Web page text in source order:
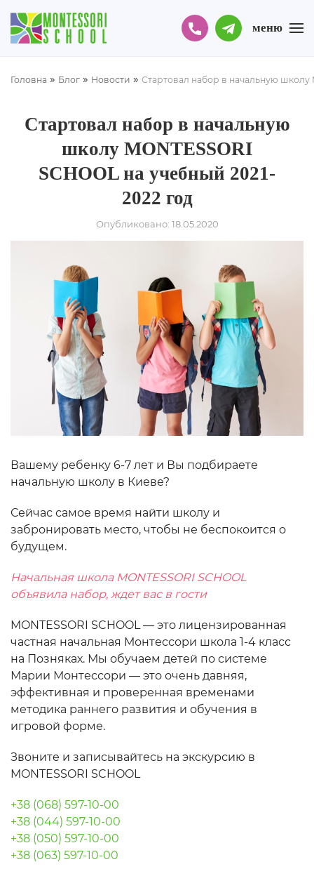
меню
Головна » Блог » Новости » Стартовал набор в начальную школу
Стартовал набор в начальную
школу MONTESSORI
SCHOOL на учебный 2021-
2022 год
Опубликовано: 18.05.2020
Вашему ребенку 6-7 лет и Вы подбираете
начальную школу в Киеве?
Сейчас самое время найти школу и
забронировать место, чтобы не беспокоится о
будущем.
Начальная школа MONTESSORI SCHOOL
объявила набор, ждет вас в гости
MONTESSORI SCHOOL — это лицензированная
частная начальная Монтессори школа 1-4 класс
на Позняках. Мы обучаем детей по системе
Марии Монтессори — это очень давняя,
эффективная и проверенная временами
методика раннего развития и обучения в
игровой форме.
Звоните и записывайтесь на экскурсию в
MONTESSORI SCHOOL
+38 (068) 597-10-00
+38 (044) 597-10-00
+38 (050) 597-10-00
+38 (063) 597-10-00